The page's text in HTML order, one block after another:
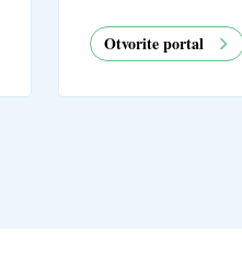
Otvorite portal